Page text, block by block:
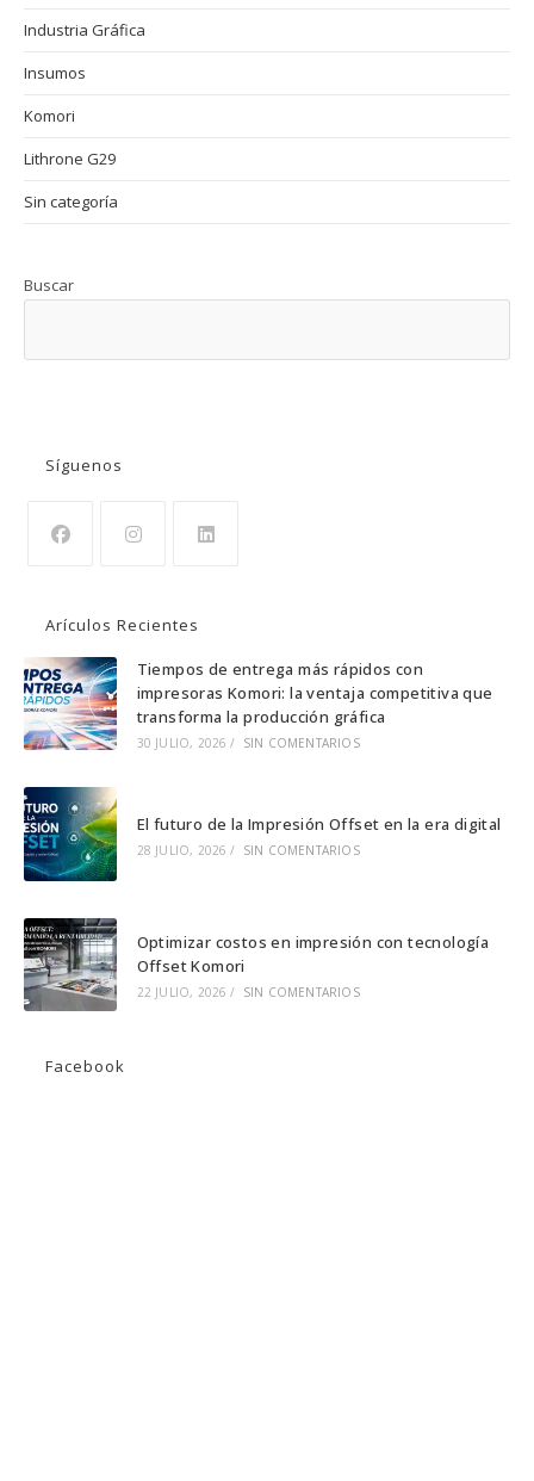
Industria Gráfica
Insumos
Komori
Lithrone G29
Sin categoría
Buscar
Síguenos
una
nueva
pestaña
una
nueva
pestaña
una
nueva
pestaña
Arículos Recientes
Tiempos de entrega más rápidos con
impresoras Komori: la ventaja competitiva que
transforma la producción gráfica
30 JULIO, 2026 / SIN COMENTARIOS
El futuro de la Impresión Offset en la era digital
28 JULIO, 2026 / SIN COMENTARIOS
Optimizar costos en impresión con tecnología
Offset Komori
22 JULIO, 2026 / SIN COMENTARIOS
Facebook